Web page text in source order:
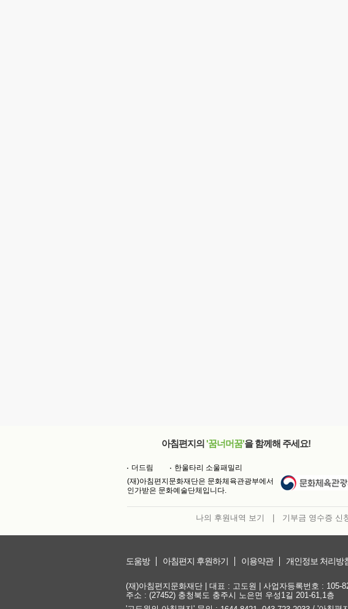
아침편지의 '꿈너머꿈'을 함께해 주세요!
더드림
한울타리 소울패밀리
(재)아침편지문화재단은 문화체육관광부에서
인가받은 문화예술단체입니다.
나의 후원내역 보기 기부금 영수증 신
도움방 아침편지 후원하기 이용약관 개인정보 처리방
(재)아침편지문화재단 | 대표 : 고도원 | 사업자등록번호 : 105-
주소 : (27452) 충청북도 충주시 노은면 우성1길 201-61,1층